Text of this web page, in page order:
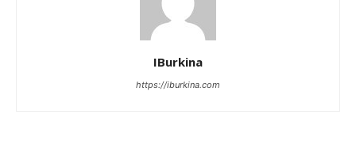
IBurkina
https://iburkina.com